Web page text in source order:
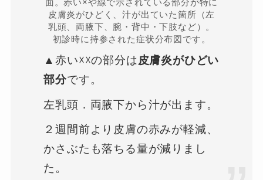
皮膚炎がひどく、汁が出ていた箇所（左
乳頭、両腋下、腕・背中・下肢など）。
初診時に持参された症状分布図です。
▲赤い☓☓の部分は皮膚炎がひどい
部分です。
左乳頭．両腋下から汁が出ます。
２週間前より皮膚の赤みが軽減、
かさぶたも落ちる量が減りまし
た。